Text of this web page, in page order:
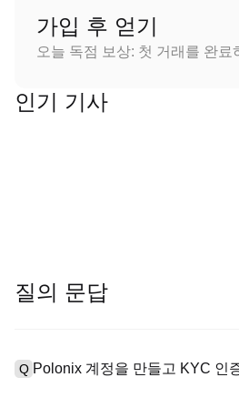
가입 후 얻기
오늘 독점 보상: 첫 거래를 완
인기 기사
질의 문답
Q Polonix 계정을 만들고 KYC 인